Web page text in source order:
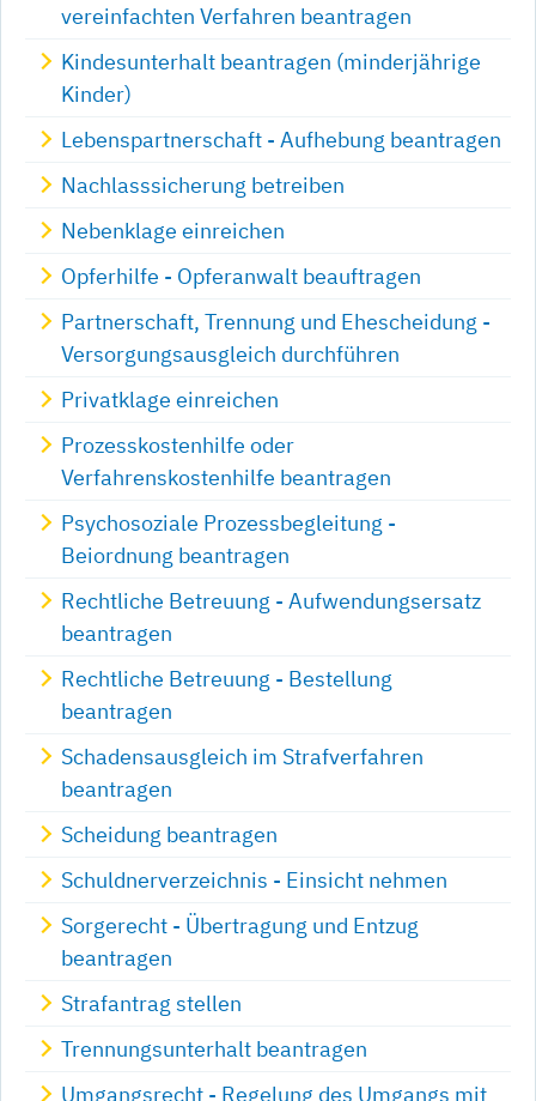
vereinfachten Verfahren beantragen
Kindesunterhalt beantragen (minderjährige
Kinder)
Lebenspartnerschaft - Aufhebung beantragen
Nachlasssicherung betreiben
Nebenklage einreichen
Opferhilfe - Opferanwalt beauftragen
Partnerschaft, Trennung und Ehescheidung -
Versorgungsausgleich durchführen
Privatklage einreichen
Prozesskostenhilfe oder
Verfahrenskostenhilfe beantragen
Psychosoziale Prozessbegleitung -
Beiordnung beantragen
Rechtliche Betreuung - Aufwendungsersatz
beantragen
Rechtliche Betreuung - Bestellung
beantragen
Schadensausgleich im Strafverfahren
beantragen
Scheidung beantragen
Schuldnerverzeichnis - Einsicht nehmen
Sorgerecht - Übertragung und Entzug
beantragen
Strafantrag stellen
Trennungsunterhalt beantragen
Umgangsrecht - Regelung des Umgangs mit